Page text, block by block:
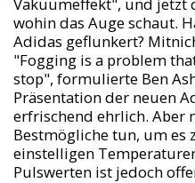
wohin das Auge schaut.
Adidas geflunkert?
"Fogging is a problem
stop", formulierte Ben
Präsentation der neuen
erfrischend ehrlich. Aber
Bestmögliche tun, um es
einstelligen
Pulswerten ist jedoch